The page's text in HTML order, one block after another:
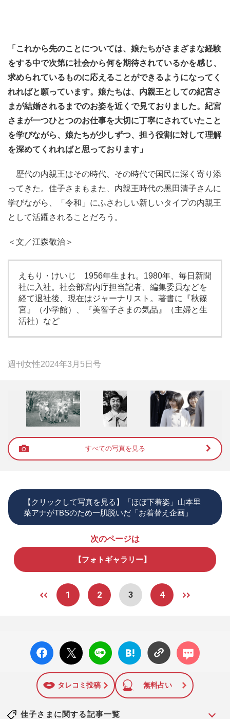
「これから先のことについては、娘たちがさまざまな経験
をする中で次第に社会から何を期待されているかを感じ、
求められているものに応えることができるようになってく
れればと願っています。娘たちは、内親王としての紀宮さ
まが結婚されるまでのお姿を近くで見ておりました。紀宮
さまが一つひとつのお仕事を大切に丁寧にされていたこと
を学びながら、娘たちが少しずつ、担う役割に対して理解
を深めてくれればと思っております」
歴代の内親王はその時代、その時代で国民に深く寄り添
ってきた。佳子さまもまた、内親王時代の黒田清子さんに
学びながら、「令和」にふさわしい新しいタイプの内親王
として活躍されることだろう。
＜文／江森敬治＞
えもり・けいじ 1956年生まれ。1980年、毎日新聞
社に入社。社会部宮内庁担当記者、編集委員などを
経て退社後、現在はジャーナリスト。著書に『秋篠
宮』（小学館）、『美智子さまの気品』（主婦と生
活社）など
週刊女性2024年3月5日号
すべての写真を見る
【クリックして写真を見る】「ほぼ下着姿」山本里
菜アナがTBSのため一肌脱いだ「お着替え企画」
次のページは
【フォトギャラリー】
1 2 3 4
facebo
ok い
X ポス
ト
LINE
はてな
ブック
に追加
コメン
ト
タレコミ投稿 無料占い
佳子さまに関する記事一覧